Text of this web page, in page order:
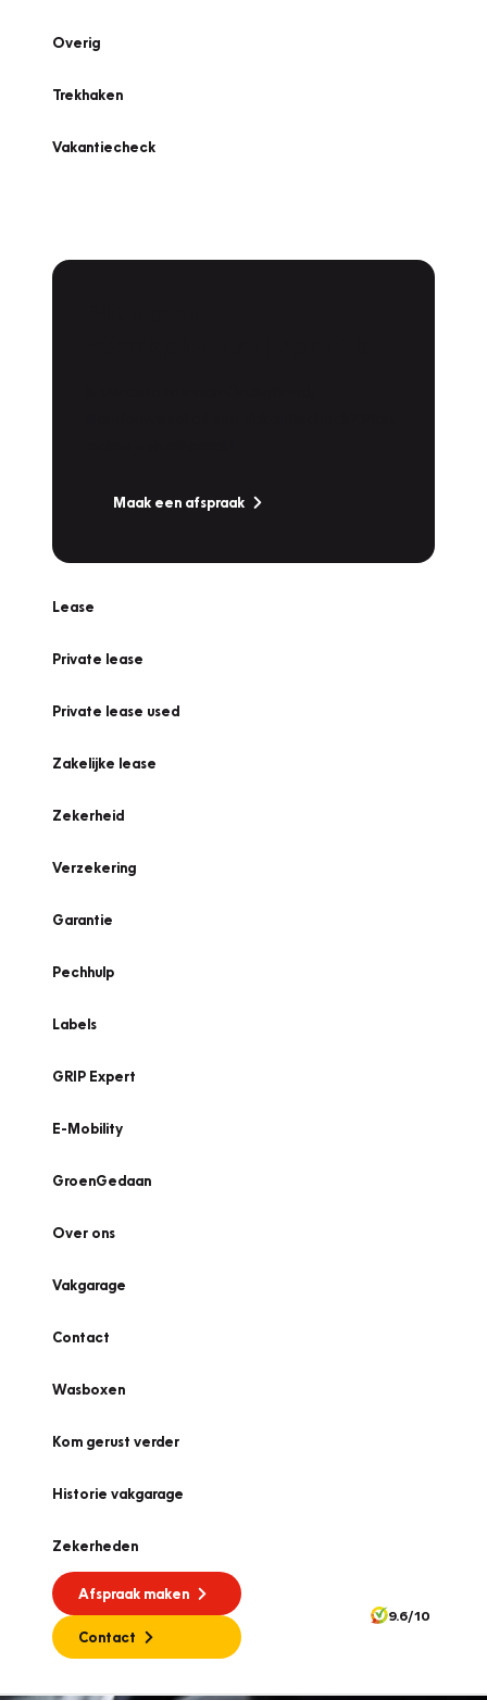
Overig
Trekhaken
Vakantiecheck
Maak een afspraak
Lease
Private lease
Private lease used
Zakelijke lease
Zekerheid
Verzekering
Garantie
Pechhulp
Labels
GRIP Expert
E-Mobility
GroenGedaan
Over ons
Vakgarage
Contact
Wasboxen
Kom gerust verder
Historie vakgarage
Zekerheden
Afspraak maken
Contact
9.6/10